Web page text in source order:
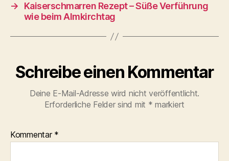
→
Kaiserschmarren Rezept – Süße Verführung
wie beim Almkirchtag
Schreibe einen Kommentar
Deine E-Mail-Adresse wird nicht veröffentlicht.
Erforderliche Felder sind mit * markiert
Kommentar *